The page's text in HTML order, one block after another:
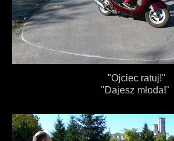
"Ojciec ratuj!"
"Dajesz młoda!"